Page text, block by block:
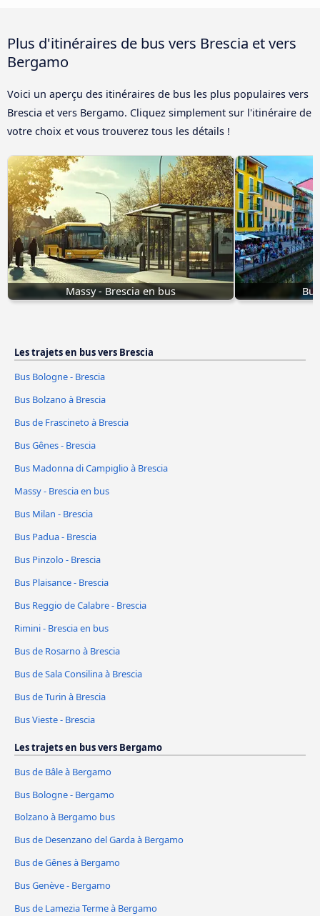
Plus d'itinéraires de bus vers Brescia et vers
Bergamo
Voici un aperçu des itinéraires de bus les plus populaires vers
Brescia et vers Bergamo. Cliquez simplement sur l'itinéraire de
votre choix et vous trouverez tous les détails !
Massy - Brescia en bus
Les trajets en bus vers Brescia
Bus Bologne - Brescia
Bus Bolzano à Brescia
Bus de Frascineto à Brescia
Bus Gênes - Brescia
Bus Madonna di Campiglio à Brescia
Massy - Brescia en bus
Bus Milan - Brescia
Bus Padua - Brescia
Bus Pinzolo - Brescia
Bus Plaisance - Brescia
Bus Reggio de Calabre - Brescia
Rimini - Brescia en bus
Bus de Rosarno à Brescia
Bus de Sala Consilina à Brescia
Bus de Turin à Brescia
Bus Vieste - Brescia
Les trajets en bus vers Bergamo
Bus de Bâle à Bergamo
Bus Bologne - Bergamo
Bolzano à Bergamo bus
Bus de Desenzano del Garda à Bergamo
Bus de Gênes à Bergamo
Bus Genève - Bergamo
Bus de Lamezia Terme à Bergamo